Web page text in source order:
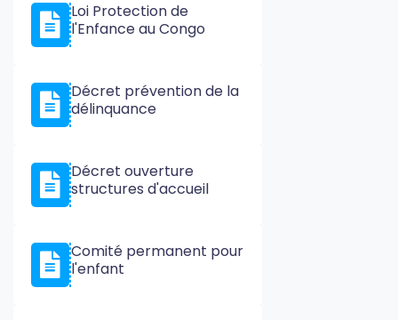
Loi Protection de
l'Enfance au Congo
Décret prévention de la
délinquance
Décret ouverture
structures d'accueil
Comité permanent pour
l'enfant